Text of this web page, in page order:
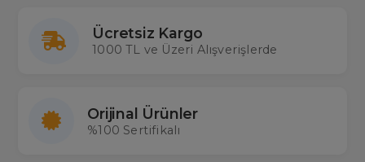
Ücretsiz Kargo
1000 TL ve Üzeri Alışverişlerde
Orijinal Ürünler
%100 Sertifikalı